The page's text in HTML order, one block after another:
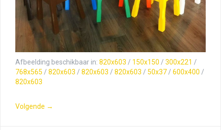
Afbeelding beschikbaar in: 820x603 / 150x150 / 300x221 /
768x565 / 820x603 / 820x603 / 820x603 / 50x37/ 600x400 /
820x603
Volgende →